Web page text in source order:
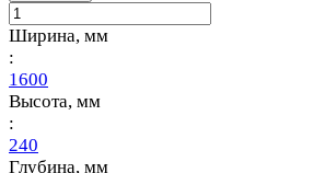
Ширина, мм
:
1600
Высота, мм
:
240
Глубина, мм